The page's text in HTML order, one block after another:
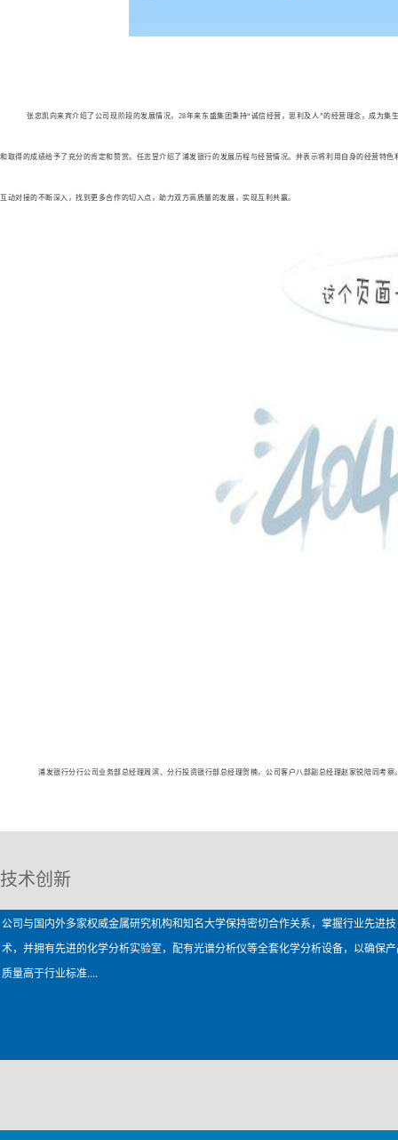
张忠凯向来宾介绍 了公司现阶段的发展情况， 28年来东盛集团秉持“诚信经营，思利及人”的经营理念，成为集
和取得的成绩给予了充分的肯定和赞赏。 任志昱介绍了 浦发银行的发展历程与经营情况。 并表示将利用自身的经营特色
互动对接的不断深入，找到更多合作的切入点，助力双方高质量的发展，实现互利共赢。
浦发银行分行公司业务部总经理周滨 、分行投资银行部总经理贺楠，公司客户八部副总经理赵家锐 陪同考察
技术创新
公司与国内外多家权威金属研究机构和知名大学保持密切合作关系，掌握行业先进技
术，并拥有先进的化学分析实验室，配有光谱分析仪等全套化学分析设备，以确保
质量高于行业标准....